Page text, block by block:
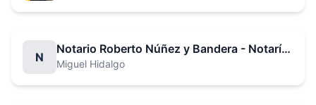
N
Notario Roberto Núñez y Bandera - Notaría No. 1
Miguel Hidalgo